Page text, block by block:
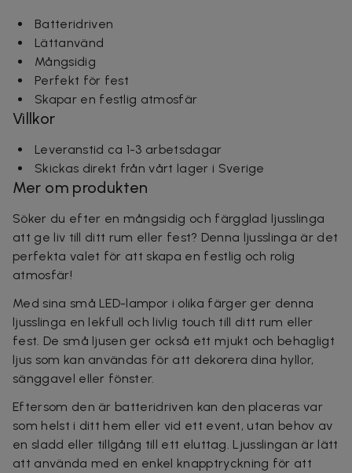
Batteridriven
Lättanvänd
Mångsidig
Perfekt för fest
Skapar en festlig atmosfär
Villkor
Leveranstid ca 1-3 arbetsdagar
Skickas direkt från vårt lager i Sverige
Mer om produkten
Söker du efter en mångsidig och färgglad ljusslinga
att ge liv till ditt rum eller fest? Denna ljusslinga är det
perfekta valet för att skapa en festlig och rolig
atmosfär!
Med sina små LED-lampor i olika färger ger denna
ljusslinga en lekfull och livlig touch till ditt rum eller
fest. De små ljusen ger också ett mjukt och behagligt
ljus som kan användas för att dekorera dina hyllor,
sänggavel eller fönster.
Eftersom den är batteridriven kan den placeras var
som helst i ditt hem eller vid ett event, utan behov av
en sladd eller tillgång till ett eluttag. Ljusslingan är lätt
att använda med en enkel knapptryckning för att